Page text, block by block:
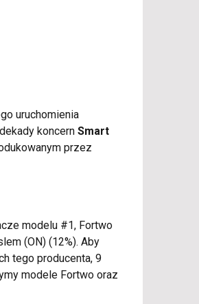
uruchomienia
koncern Smart
przez
modelu #1, Fortwo
(ON) (12%). Aby
tego producenta, 9
modele Fortwo oraz